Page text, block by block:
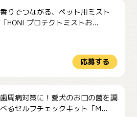
香りでつながる、ペット用ミスト
「HONI プロテクトミストお...
応募する
歯周病対策に！愛犬のお口の菌を調
べるセルフチェックキット「M...